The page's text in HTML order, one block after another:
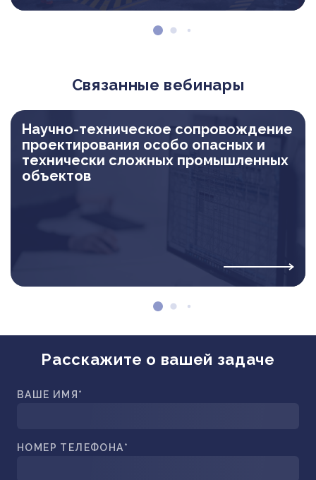
Связанные вебинары
Научно-техническое сопровождение
проектирования особо опасных и
технически сложных промышленных
объектов
Расскажите о вашей задаче
ВАШЕ ИМЯ*
НОМЕР ТЕЛЕФОНА*